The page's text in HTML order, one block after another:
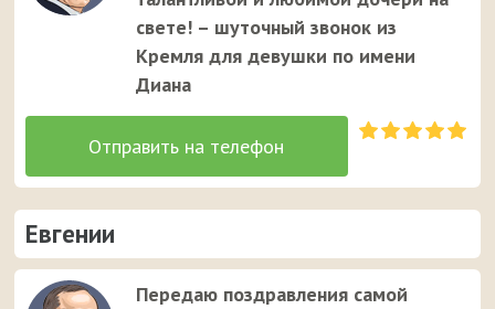
свете! – шуточный звонок из
Кремля для девушки по имени
Диана
Евгении
Передаю поздравления самой